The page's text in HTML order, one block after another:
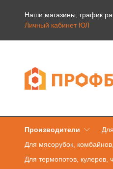
Наши магазины, график
Личный кабинет ЮЛ
Производители
Для мясорубок,
Для термопотов, кулеров,